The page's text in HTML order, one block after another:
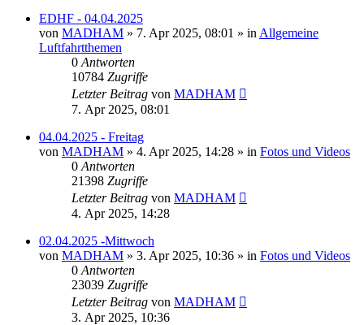
EDHF - 04.04.2025
von MADHAM » 7. Apr 2025, 08:01 » in Allgemeine
Luftfahrtthemen
0 Antworten
10784 Zugriffe
Letzter Beitrag von MADHAM
7. Apr 2025, 08:01
04.04.2025 - Freitag
von MADHAM » 4. Apr 2025, 14:28 » in Fotos und Videos
0 Antworten
21398 Zugriffe
Letzter Beitrag von MADHAM
4. Apr 2025, 14:28
02.04.2025 -Mittwoch
von MADHAM » 3. Apr 2025, 10:36 » in Fotos und Videos
0 Antworten
23039 Zugriffe
Letzter Beitrag von MADHAM
3. Apr 2025, 10:36